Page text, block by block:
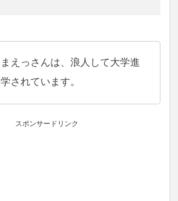
まえっさんは、浪人して大学進
学されています。
スポンサードリンク